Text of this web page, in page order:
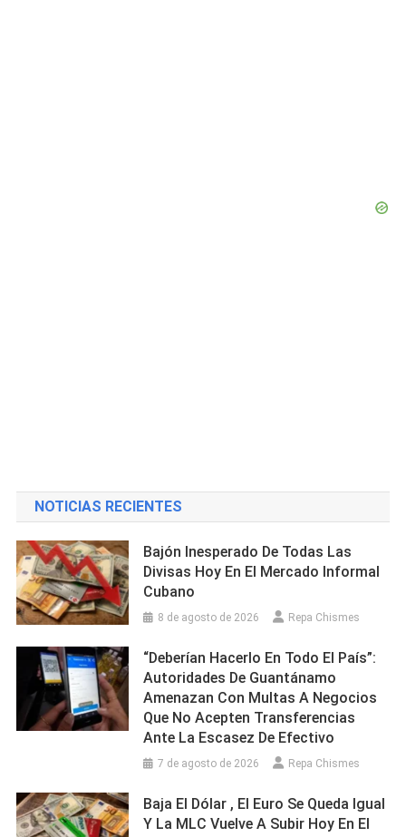
NOTICIAS RECIENTES
Bajón Inesperado De Todas Las
Divisas Hoy En El Mercado Informal
Cubano
8 de agosto de 2026 Repa Chismes
“Deberían Hacerlo En Todo El País”:
Autoridades De Guantánamo
Amenazan Con Multas A Negocios
Que No Acepten Transferencias
Ante La Escasez De Efectivo
7 de agosto de 2026 Repa Chismes
Baja El Dólar , El Euro Se Queda Igual
Y La MLC Vuelve A Subir Hoy En El